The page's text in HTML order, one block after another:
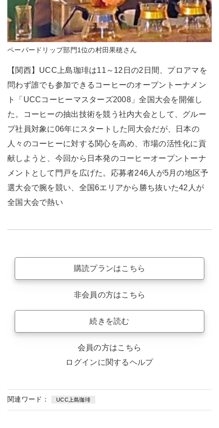
ペーパードリップ部門1位の村田果穂さん
【関西】UCC上島珈琲は11～12日の2日間、プロアマを
問わず誰でも参加できるコーヒーのオープントーナメン
ト「UCCコーヒーマスターズ2008」全国大会を開催し
た。コーヒーの抽出技術を競う社内大会として、グルー
プ社員対象に06年にスタートした同大会だが、日本の
人々のコーヒーに対する関心を高め、市場の活性化に貢
献しようと、今回から日本発のコーヒーオープントーナ
メントとして門戸を広げた。応募者246人が5月の地区予
選大会で腕を競い、全国6エリアから勝ち抜いた42人が
全国大会で熱い
購読プランはこちら
非会員の方はこちら
続きを読む
会員の方はこちら
ログインに関するヘルプ
関連ワード： UCC上島珈琲